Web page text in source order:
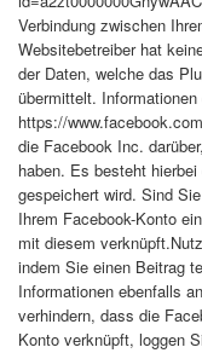
Verbindung zwischen
Websitebetreiber hat
der Daten, welche das
übermittelt.
https://
die Facebook Inc.
haben. Es besteht
gespeichert wird. Sind
Ihrem Facebook-Konto
mit diesem
indem Sie einen Beitrag
Informationen ebenfalls
verhindern, dass die
Konto verknüpft, loggen